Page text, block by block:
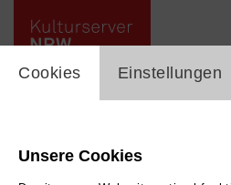
cookie_layer
Cookies Einstellungen
Unsere Cookies